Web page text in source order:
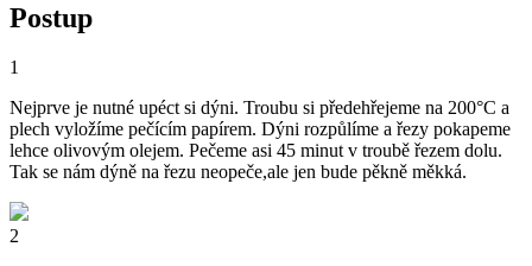
Postup
1
Nejprve je nutné upéct si dýni. Troubu si předehřejeme na 200°C a
plech vyložíme pečícím papírem. Dýni rozpůlíme a řezy pokapeme
lehce olivovým olejem. Pečeme asi 45 minut v troubě řezem dolu.
Tak se nám dýně na řezu neopeče,ale jen bude pěkně měkká.
2